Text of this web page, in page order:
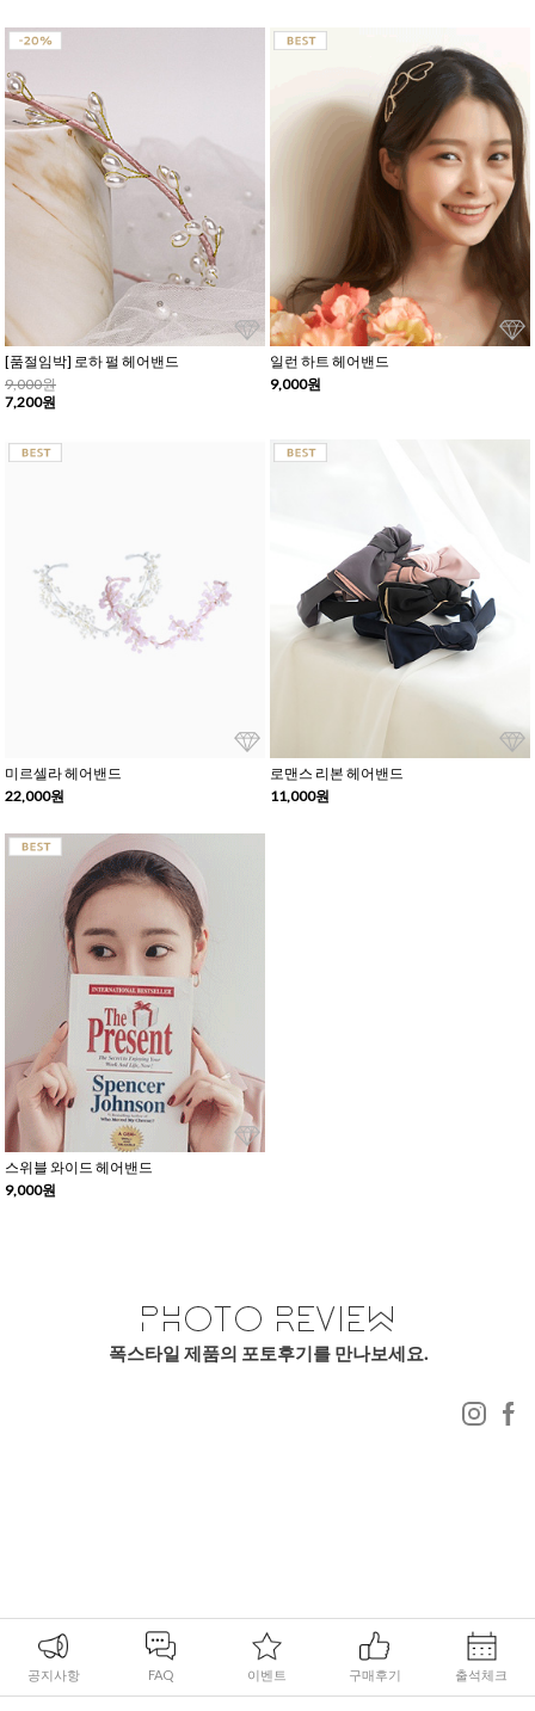
[품절임박] 로하 펄 헤어밴드
9,000원
7,200원
일런 하트 헤어밴드
9,000원
미르셀라 헤어밴드
22,000원
로맨스 리본 헤어밴드
11,000원
스위블 와이드 헤어밴드
9,000원
폭스타일 제품의 포토후기를 만나보세요.
공지사항 FAQ 이벤트 구매후기 출석체크